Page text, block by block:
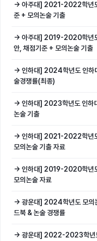
→ 아주대] 2021-2022학년도
준 + 모의논술 기출
→ 아주대] 2019-2020학년도
안, 채점기준 + 모의논술 기출
→ 인하대] 2024학년도 인하
술경쟁률(최종)
→ 인하대] 2023학년도 인하
논술 기출
→ 인하대] 2021-2022학년
모의논술 기출 자료
→ 인하대] 2019-2020학년
모의논술 자료
→ 광운대] 2024학년도 모의
드북 & 논술 경쟁률
→ 광운대] 2022-2023학년